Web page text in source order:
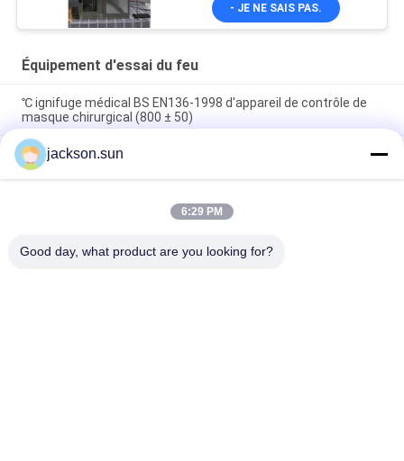
- JE NE SAIS PAS.
Équipement d'essai du feu
℃ ignifuge médical BS EN136-1998 d'appareil de contrôle de
masque chirurgical (800 ± 50)
OIN 1133 ASTM D1238 de thermoplastique de MVR de
l'appareil de contrôle MFR d'index d'écoulement de la fonte
100~450℃
Propagation de la flamme de pile solaire et le CEI 61730-2 de
jackson.sun
6:29 PM
Good day, what product are you looking for?